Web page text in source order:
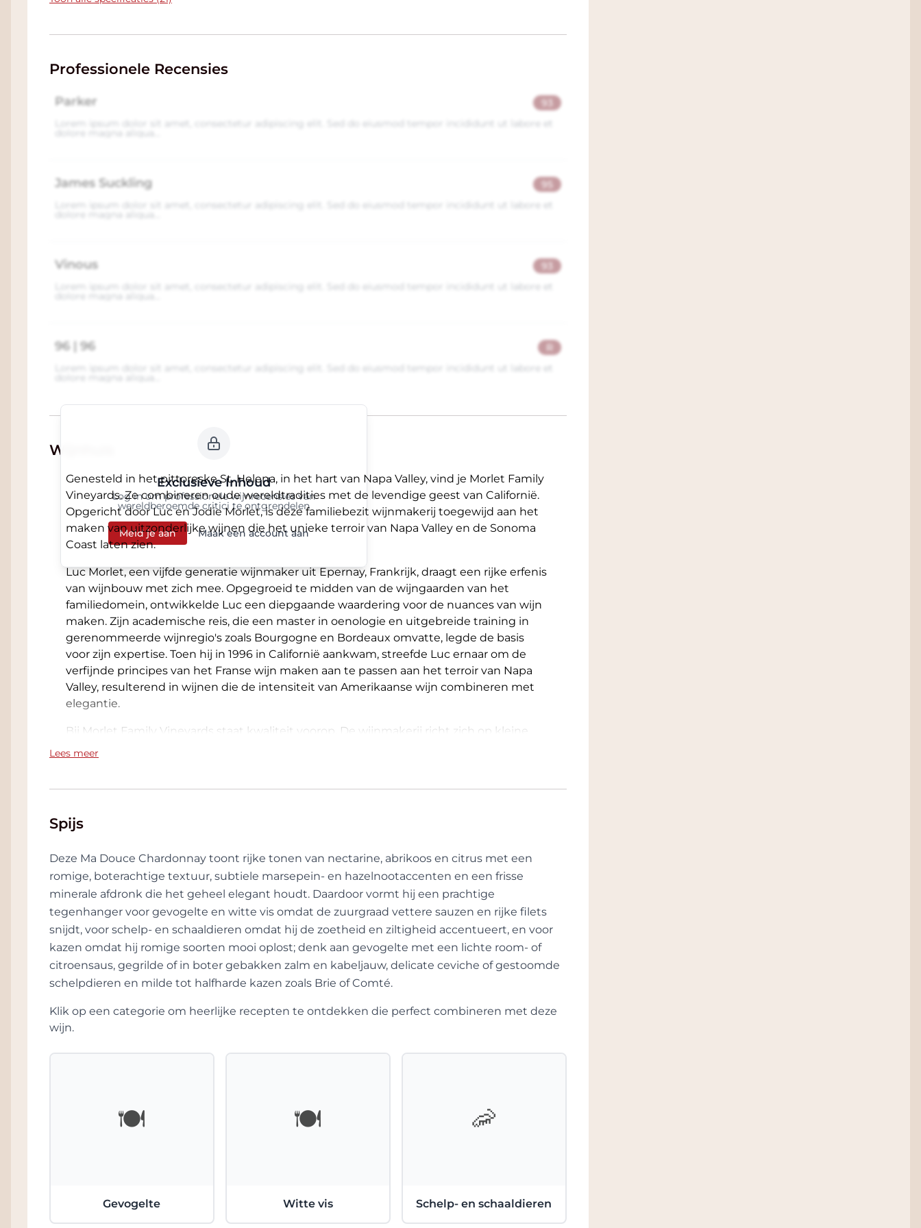
Oakville erin geslaagd om zeer complexe en gestructureerde Cabernet Sauvignon te
Bordeaux-variëteiten die meerdere wijnhuizen internationaal in de schijnwerpers
uitdrukkingen van Cabernet Sauvignon heeft geproduceerd en een van hun
jaargangen kon veilen voor $ 500.000. Dit prijskaartje heeft het tot een van de duurste
Professionele Recensies
Parker
93
Lorem ipsum dolor sit amet, consectetur adipiscing elit. Sed do eiusmod tempor incididunt ut labore et
James Suckling
95
Lorem ipsum dolor sit amet, consectetur adipiscing elit. Sed do eiusmod tempor incididunt ut labore et
Vinous
93
Lorem ipsum dolor sit amet, consectetur adipiscing elit. Sed do eiusmod tempor incididunt ut labore et
96 | 96
Lorem ipsum dolor sit amet, consectetur adipiscing elit. Sed do eiusmod tempor incididunt ut labore et
Exclusieve Inhoud
Log in om professionele wijnrecensies van
wereldberoemde critici te ontgrendelen
Meld je aan Maak een account aan
Wijnhuis
Genesteld in het pittoreske St. Helena, in het hart van Napa Valley, vind je Morlet Family
Vineyards. Ze combineren oude wereldtradities met de levendige geest van Californië.
Opgericht door Luc en Jodie Morlet, is deze familiebezit wijnmakerij toegewijd aan het
maken van uitzonderlijke wijnen die het unieke terroir van Napa Valley en de Sonoma
Coast laten zien.
Luc Morlet, een vijfde generatie wijnmaker uit Epernay, Frankrijk, draagt een rijke erfenis
van wijnbouw met zich mee. Opgegroeid te midden van de wijngaarden van het
familiedomein, ontwikkelde Luc een diepgaande waardering voor de nuances van wijn
maken. Zijn academische reis, die een master in oenologie en uitgebreide training in
gerenommeerde wijnregio's zoals Bourgogne en Bordeaux omvatte, legde de basis
voor zijn expertise. Toen hij in 1996 in Californië aankwam, streefde Luc ernaar om de
verfijnde principes van het Franse wijn maken aan te passen aan het terroir van Napa
Valley, resulterend in wijnen die de intensiteit van Amerikaanse wijn combineren met
elegantie.
Bij Morlet Family Vineyards staat kwaliteit voorop. De wijnmakerij richt zich op kleine
Een van de juweeltjes van Morlet Family Vineyards is het landgoed zelf, gehuisvest in
charmante landgoed, gelegen net ten noorden van St. Helena, is getransformeerd tot
een levendige wijnmakerij, waar de familie Morlet zich toelegt op het ambacht van wijn
maken. De omliggende wijngaarden, waaronder de gerenommeerde Cœur de Vallée en
Mon Chevalier, profiteren van het uitzonderlijke klimaat van de regio, wat resulteert in
variëteiten zoals Cabernet Sauvignon, Cabernet Franc, Chardonnay en Pinot Noir.
Elke fles Morlet-wijn vertelt een verhaal - een van plaats, passie en
doorzettingsvermogen. De wijnen zijn gemaakt om gracieus te verouderen, waardoor
ze prachtig evolueren in de loop van de tijd. Ze hebben erkenning gekregen en zijn
De gerenommeerde wijncriticus Robert M. Parker Jr. prees Luc om zijn vermogen om
unieke karakter dat de Morlet-wijnen definieert.
Lees meer
Spijs
Deze Ma Douce Chardonnay toont rijke tonen van nectarine, abrikoos en citrus met een
romige, boterachtige textuur, subtiele marsepein- en hazelnootaccenten en een frisse
minerale afdronk die het geheel elegant houdt. Daardoor vormt hij een prachtige
tegenhanger voor gevogelte en witte vis omdat de zuurgraad vettere sauzen en rijke filets
snijdt, voor schelp- en schaaldieren omdat hij de zoetheid en ziltigheid accentueert, en voor
kazen omdat hij romige soorten mooi oplost; denk aan gevogelte met een lichte room- of
citroensaus, gegrilde of in boter gebakken zalm en kabeljauw, delicate ceviche of gestoomde
schelpdieren en milde tot halfharde kazen zoals Brie of Comté.
Klik op een categorie om heerlijke recepten te ontdekken die perfect combineren met deze
wijn.
🍽️
Gevogelte
🍽️
Witte vis
🦐
Schelp- en schaaldieren